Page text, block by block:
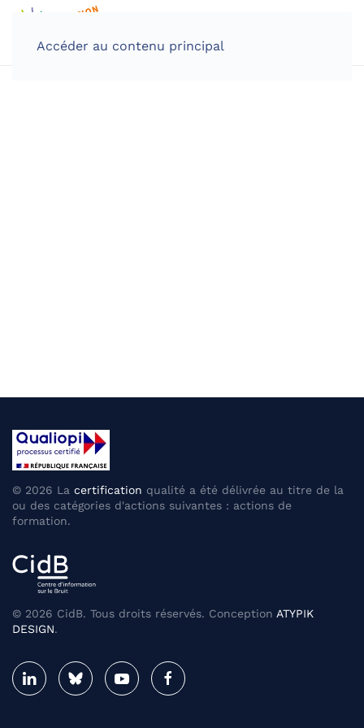
Accéder au contenu principal
© 2026 La certification qualité a été délivrée au titre de la
ou des catégories d'actions suivantes : actions de
formation.
© 2026 CidB. Tous droits réservés. Conception ATYPIK
DESIGN.